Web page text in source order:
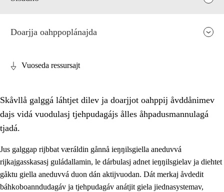
2. Prinsihpa oahppama, åvddånahttema ja ávddama hárráj
2.1 Sosiála oahppam ja åvddånibme
Doarjja oahppoplánajda
Vuoseda ressursajt
Skåvllå galggá láhtjet dilev ja doarjjot oahppij åvddånimev
dajs vidá vuodulasj tjehpudagájs ålles åhpadusmannulagá
tjadá.
Jus galggap rijbbat væráldin gånnå ieŋŋilsgiella aneduvvá
rijkajgasskasasj guládallamin, le dárbulasj adnet ieŋŋilsgielav ja diehtet
gåktu giella aneduvvá duon dán aktijvuodan. Dát merkaj åvdedit
báhkoboanndudagáv ja tjehpudagáv anátjit giela jiednasystemav,